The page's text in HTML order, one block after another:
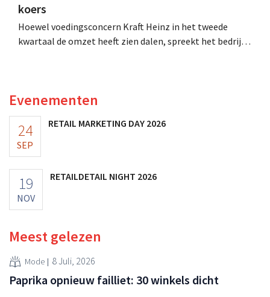
koers
Hoewel voedingsconcern Kraft Heinz in het tweede
kwartaal de omzet heeft zien dalen, spreekt het bedrijf
Evenementen
24
SEP
RETAIL MARKETING DAY 2026
19
NOV
RETAILDETAIL NIGHT 2026
Meest gelezen
Mode 8 Juli, 2026
Paprika opnieuw failliet: 30 winkels dicht